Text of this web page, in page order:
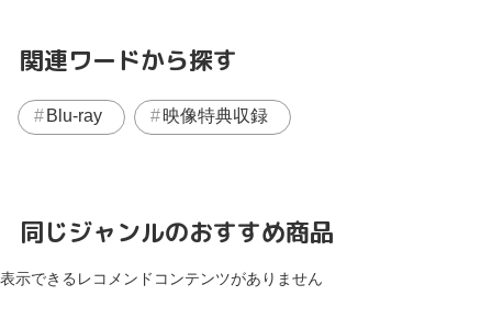
関連ワードから探す
Blu-ray 映像特典収録
同じジャンルのおすすめ商品
表示できるレコメンドコンテンツがありません